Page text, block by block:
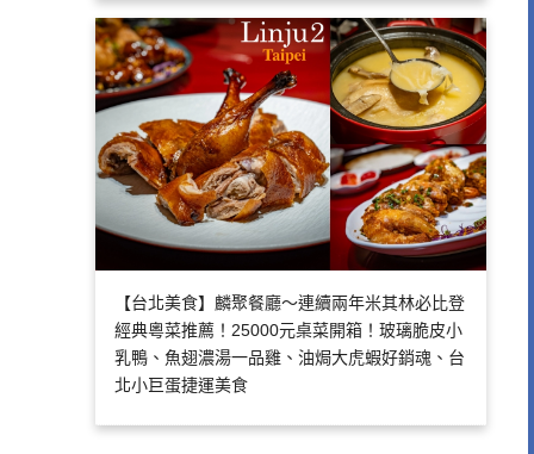
【台北美食】麟聚餐廳～連續兩年米其林必比登
經典粵菜推薦！25000元桌菜開箱！玻璃脆皮小
乳鴨、魚翅濃湯一品雞、油焗大虎蝦好銷魂、台
北小巨蛋捷運美食